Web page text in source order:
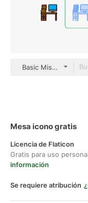
Basic Miscellany
Mesa icono gratis
Licencia de Flaticon
Gratis para uso
información
Se requiere atribución